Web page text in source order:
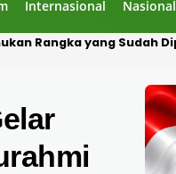
Internasional Nasional
Disekap Dua Hari